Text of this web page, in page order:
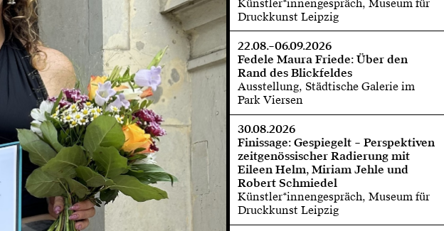
Druckkunst Leipzig
22.08.–06.09.2026
Fedele Maura Friede: Über den
Rand des Blickfeldes
Ausstellung, Städtische Galerie im
Park Viersen
30.08.2026
Finissage: Gespiegelt – Perspektiven
zeitgenössischer Radierung mit
Eileen Helm, Miriam Jehle und
Robert Schmiedel
Künstler*innengespräch, Museum für
Druckkunst Leipzig